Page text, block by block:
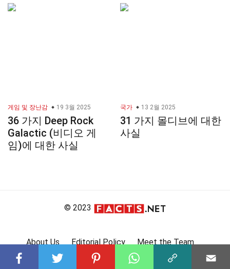
게임 및 장난감 19 3월 2025
36 가지 Deep Rock
Galactic (비디오 게
임)에 대한 사실
국가 13 2월 2025
31 가지 몰디브에 대한
사실
© 2023
About Us Editorial Policy
Meet the Team
Product Review
Contact Us
Write For Us